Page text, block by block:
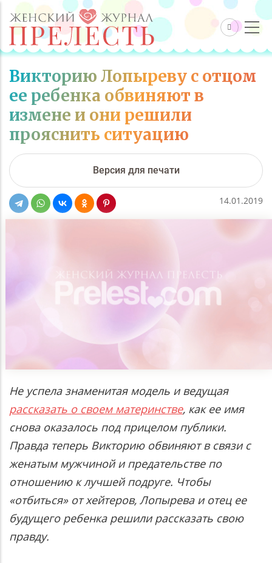
Викторию Лопыреву с отцом
ее ребенка обвиняют в
измене и они решили
прояснить ситуацию
Версия для печати
14.01.2019
Не успела знаменитая модель и ведущая
рассказать о своем материнстве, как ее имя
снова оказалось под прицелом публики.
Правда теперь Викторию обвиняют в связи с
женатым мужчиной и предательстве по
отношению к лучшей подруге. Чтобы
«отбиться» от хейтеров, Лопырева и отец ее
будущего ребенка решили рассказать свою
правду.